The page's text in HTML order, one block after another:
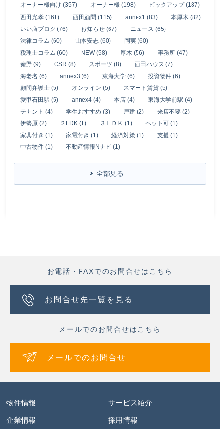
オーナー様向け (357) オーナー様 (198)
ピックアップ (187)
西田光孝 (161)
西田顧問 (115) annex1 (83)
本厚木 (82)
いい店ブログ (76)
お知らせ (67)
ニュース (65)
法律コラム (60)
山本安志 (60)
岡実 (60)
税理士コラム (60)
NEW (58) 厚木 (56)
事務所 (47)
秦野 (9)
CSR (8) スポーツ (8)
西田ハウス (7)
海老名 (6)
annex3 (6) 東海大学 (6)
投資物件 (6)
顧問弁護士 (5)
オンライン (5)
スマート賃貸 (5)
愛甲石田駅 (5)
annex4 (4) 本店 (4)
東海大学前駅 (4)
テナント (4)
学生おすすめ (3) 戸建 (2)
来店不要 (2)
伊勢原 (2)
２LDK (1) ３ＬＤＫ (1)
ペット可 (1)
家具付き (1)
家電付き (1) 経済対策 (1)
支援 (1)
中古物件 (1)
不動産情報Nナビ (1)
全部見る
お電話・FAXでのお問合せはこちら
お問合せ先一覧を見る
メールでのお問合せはこちら
メールでのお問合せ
物件情報 サービス紹介
企業情報 採用情報